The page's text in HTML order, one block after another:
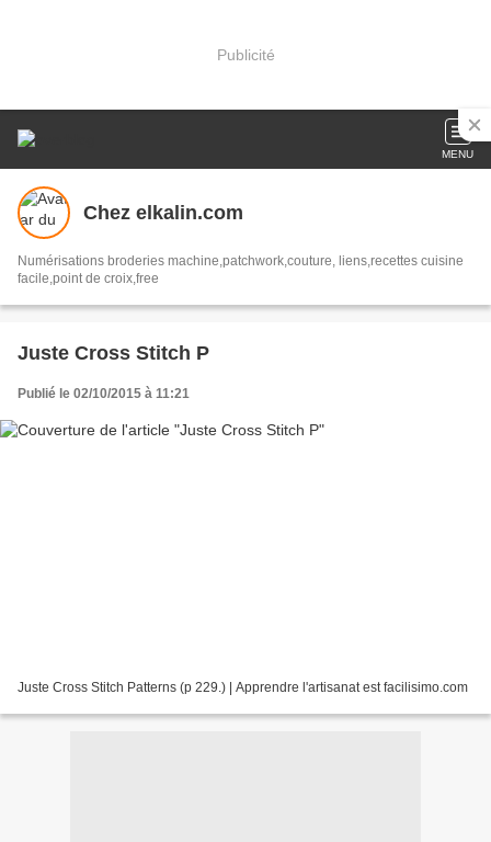
Publicité
MENU
Chez elkalin.com
Numérisations broderies machine,patchwork,couture, liens,recettes cuisine
facile,point de croix,free
Juste Cross Stitch P
Publié le 02/10/2015 à 11:21
Juste Cross Stitch Patterns (p 229.) | Apprendre l'artisanat est facilisimo.com